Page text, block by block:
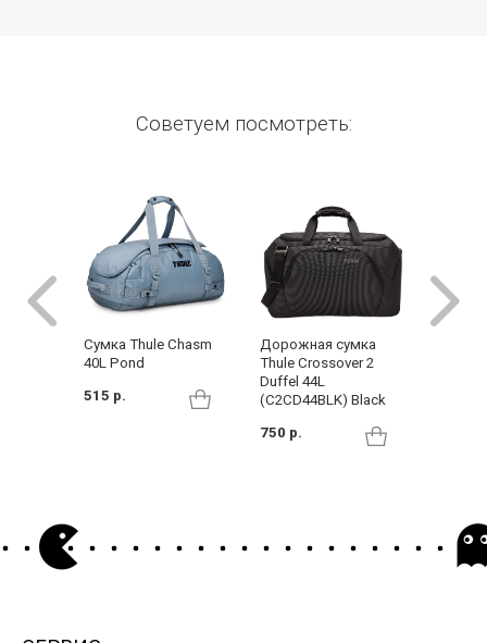
Советуем посмотреть:
Cумка Thule Chasm
40L Pond
515 р.
Дорожная сумка
Thule Crossover 2
Duffel 44L
(C2CD44BLK) Black
750 р.